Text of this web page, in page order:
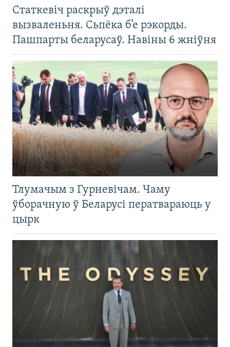
Статкевіч раскрыў дэталі
вызваленьня. Сьпёка б’е рэкорды.
Пашпарты беларусаў. Навіны 6 жніўня
Тлумачым з Гурневічам. Чаму
ўборачную ў Беларусі ператвараюць у
цырк